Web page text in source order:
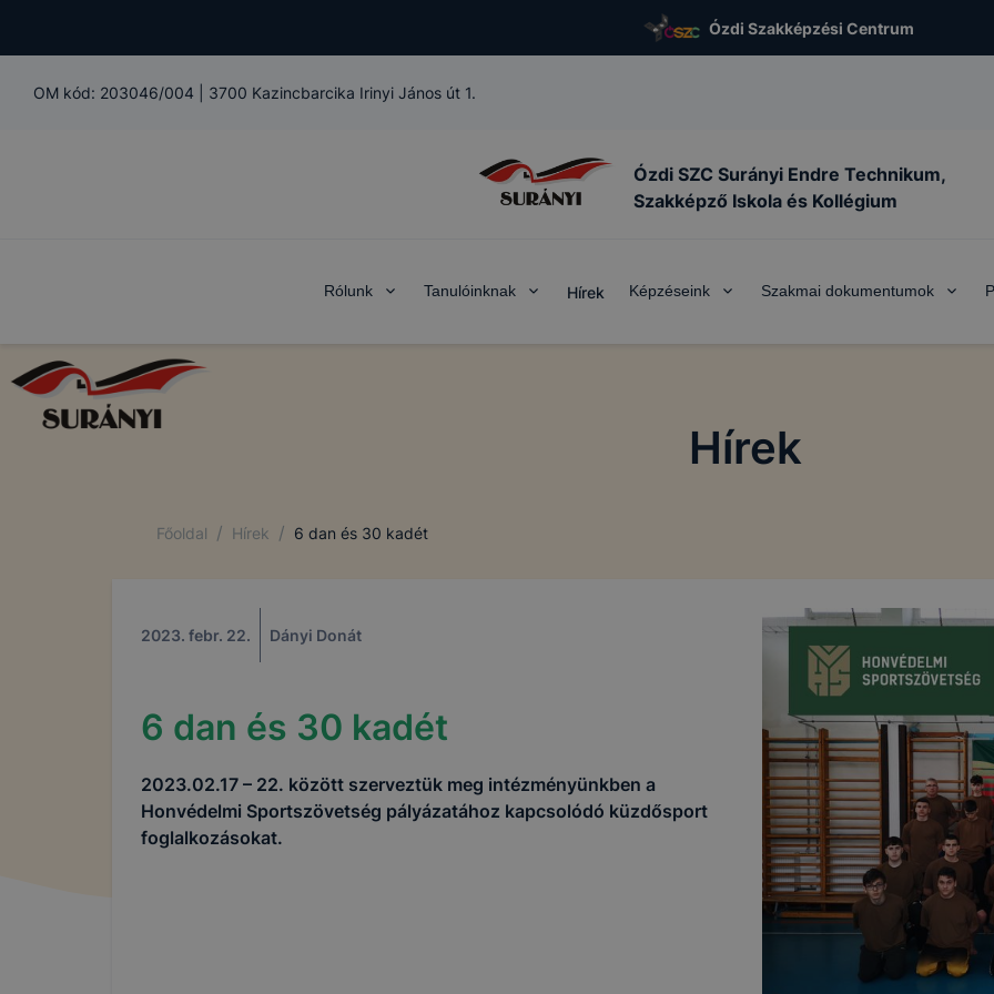
Ózdi Szakképzési Centrum
OM kód: 203046/004 3700 Kazincbarcika Irinyi János út 1.
Ózdi SZC Surányi Endre Technikum,
Szakképző Iskola és Kollégium
Rólunk Tanulóinknak Hírek Képzéseink Szakmai dokumentumok
Hírek
Főoldal / Hírek / 6 dan és 30 kadét
2023. febr. 22. Dányi Donát
6 dan és 30 kadét
2023.02.17 – 22. között szerveztük meg intézményünkben a
Honvédelmi Sportszövetség pályázatához kapcsolódó küzdősport
foglalkozásokat.
Az IKK Innovatív Képzéstámogató Központ Zrt. az ikk.hu alá tartozó
alatt működő honlapokon cookie-kat (sütiket) használ.
Mi az a cookie?
A cookie vagy másnéven süti egy kisméretű adatfájl, amely akkor
számítógépre, amikor Ön egy weboldalt látogat meg. A cookie-k
funkcióval rendelkeznek, többek között információt gyűjtenek,
látogató egyéni beállításait és általánosságban megkönnyítik a
A cookie-kal weboldalunk nem gyűjt és nem tárol személyes